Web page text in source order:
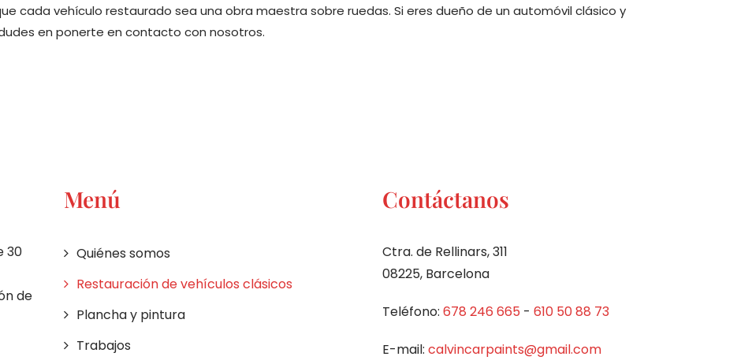
cada vehículo restaurado sea una obra maestra sobre ruedas. Si eres dueño de un automóvil clásico y
en ponerte en contacto con nosotros.
30
de
Menú
Quiénes somos
Restauración de vehículos clásicos
Plancha y pintura
Trabajos
Contáctanos
Ctra. de Rellinars, 311
08225, Barcelona
Teléfono: 678 246 665 - 610 50 88 73
E-mail: calvincarpaints@gmail.com